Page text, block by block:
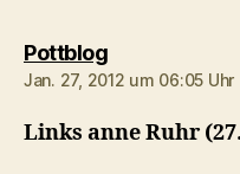
Pottblogsagt:
Jan. 27, 2012 um 06:05 Uhr
Links anne Ruhr